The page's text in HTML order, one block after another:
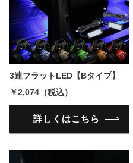
3連フラットLED【Bタイプ】
￥2,074（税込）
詳しくはこちら